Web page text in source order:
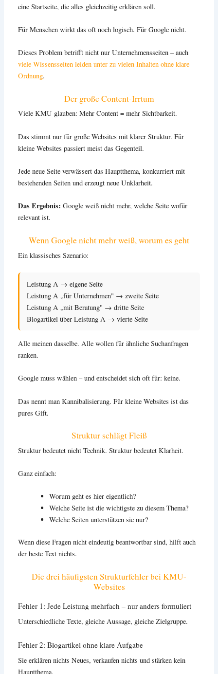
eine Startseite, die alles gleichzeitig erklären soll.
Für Menschen wirkt das oft noch logisch. Für Google nicht.
Dieses Problem betrifft nicht nur Unternehmensseiten – auch
viele Wissensseiten leiden unter zu vielen Inhalten ohne klare
Ordnung.
Der große Content-Irrtum
Viele KMU glauben: Mehr Content = mehr Sichtbarkeit.
Das stimmt nur für große Websites mit klarer Struktur. Für
kleine Websites passiert meist das Gegenteil.
Jede neue Seite verwässert das Hauptthema, konkurriert mit
bestehenden Seiten und erzeugt neue Unklarheit.
Das Ergebnis: Google weiß nicht mehr, welche Seite wofür
relevant ist.
Wenn Google nicht mehr weiß, worum es geht
Ein klassisches Szenario:
Leistung A → eigene Seite
Leistung A „für Unternehmen" → zweite Seite
Leistung A „mit Beratung" → dritte Seite
Blogartikel über Leistung A → vierte Seite
Alle meinen dasselbe. Alle wollen für ähnliche Suchanfragen
ranken.
Google muss wählen – und entscheidet sich oft für: keine.
Das nennt man Kannibalisierung. Für kleine Websites ist das
pures Gift.
Struktur schlägt Fleiß
Struktur bedeutet nicht Technik. Struktur bedeutet Klarheit.
Ganz einfach:
Worum geht es hier eigentlich?
Welche Seite ist die wichtigste zu diesem Thema?
Welche Seiten unterstützen sie nur?
Wenn diese Fragen nicht eindeutig beantwortbar sind, hilft auch
der beste Text nichts.
Die drei häufigsten Strukturfehler bei KMU-
Websites
Fehler 1: Jede Leistung mehrfach – nur anders formuliert
Unterschiedliche Texte, gleiche Aussage, gleiche Zielgruppe.
Fehler 2: Blogartikel ohne klare Aufgabe
Sie erklären nichts Neues, verkaufen nichts und stärken kein
Hauptthema.